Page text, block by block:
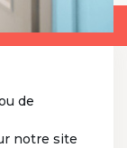
de
notre site